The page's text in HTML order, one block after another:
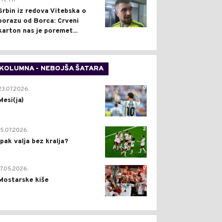
iz redova Vitebska o
od Borca: Crveni
nas je poremet...
- NEBOJŠA ŠATARA
0
2
valja bez kralja?
0
kiše